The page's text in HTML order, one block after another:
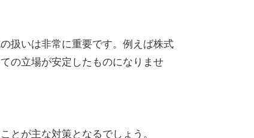
扱いは非常に重要です。例えば株式
の立場が安定したものになりませ
とが主な対策となるでしょう。